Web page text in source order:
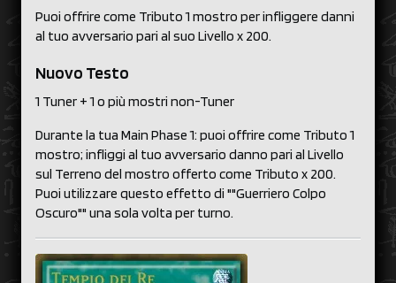
Puoi offrire come Tributo 1 mostro per infliggere danni
al tuo avversario pari al suo Livello x 200.
Nuovo Testo
1 Tuner + 1 o più mostri non-Tuner
Durante la tua Main Phase 1: puoi offrire come Tributo 1
mostro; infliggi al tuo avversario danno pari al Livello
sul Terreno del mostro offerto come Tributo x 200.
Puoi utilizzare questo effetto di ""Guerriero Colpo
Oscuro"" una sola volta per turno.